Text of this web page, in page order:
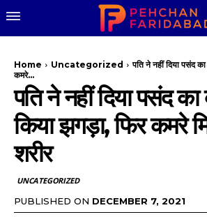
Home Uncategorized
पति ने नहीं दिया पसंद
कमरे...
पति ने नहीं दिया पसंद का
किया झगड़ा, फिर कमरे
शरीर
UNCATEGORIZED
PUBLISHED ON DECEMBER 7, 2021